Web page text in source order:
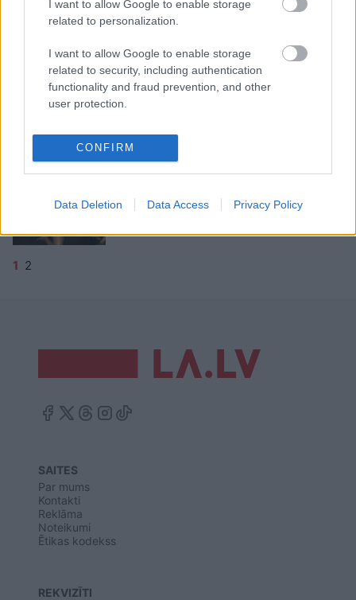
I want to allow Google to enable storage
related to personalization.
I want to allow Google to enable storage
related to security, including authentication
functionality and fraud prevention, and other
user protection.
CONFIRM
Data Deletion Data Access Privacy Policy
tas sagādā baudu arī sievietei
labāko mīlēšanās pieredzi
mīlēšanās pozas, kuras vīriešos
neizraisa sajūsmu
1 2
SAITES
Par mums
Kontakti
Reklāma
Noteikumi
Ētikas kodekss
REKVIZĪTI